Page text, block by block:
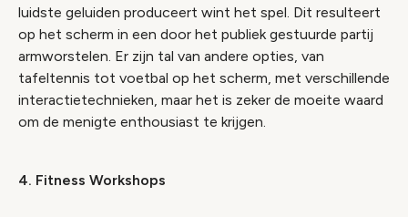
luidste geluiden produceert wint het spel. Dit resulteert
op het scherm in een door het publiek gestuurde partij
armworstelen. Er zijn tal van andere opties, van
tafeltennis tot voetbal op het scherm, met verschillende
interactietechnieken, maar het is zeker de moeite waard
om de menigte enthousiast te krijgen.
4. Fitness Workshops